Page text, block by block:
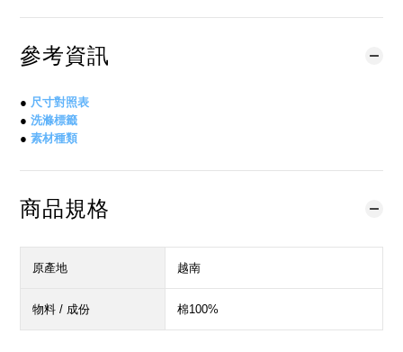
參考資訊
● 尺寸對照表
● 洗滌標籤
● 素材種類
商品規格
原產地 越南
物料 / 成份 棉100%